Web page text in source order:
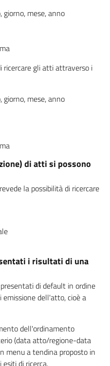
mese, anno
ricercare gli atti attraverso i
mese, anno
di atti si possono
la possibilità di ricercare
i risultati di una
di default in ordine
dell'atto, cioè a
dell'ordinamento
(data atto/regione-data
menu a tendina proposto in
di ricerca.